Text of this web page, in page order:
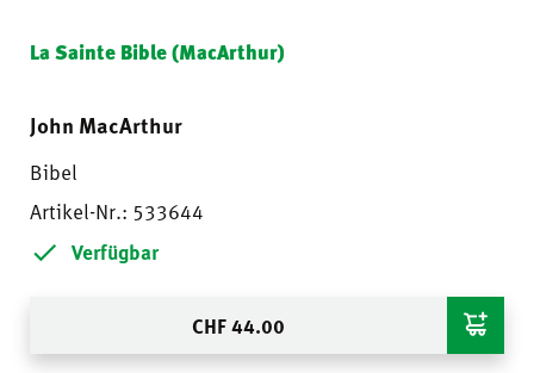
La Sainte Bible (MacArthur)
John MacArthur
Bibel
Artikel-Nr.: 533644
Verfügbar
CHF44.00